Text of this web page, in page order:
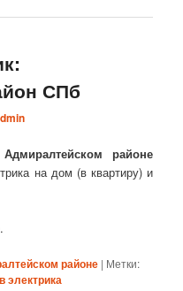
СПб
районе
на дом (в квартиру) и
районе | Метки:
электрика